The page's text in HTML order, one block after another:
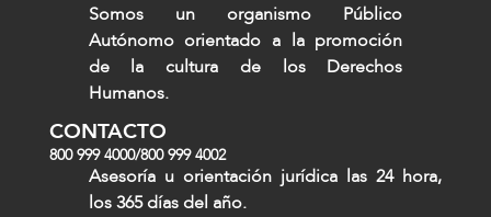
Somos un organismo Público
Autónomo orientado a la promoción
de la cultura de los Derechos
Humanos.
CONTACTO
800 999 4000/800 999 4002
Asesoría u orientación jurídica las 24 hora,
los 365 días del año.